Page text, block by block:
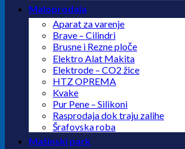
Maloprodaja
Aparat za varenje
Brave – Cilindri
Brusne i Rezne ploče
Elektro Alat Makita
Elektrode – CO2 žice
HTZ OPREMA
Kvake
Pur Pene – Silikoni
Rasprodaja dok traju zalihe
Šrafovska roba
Mašinski park